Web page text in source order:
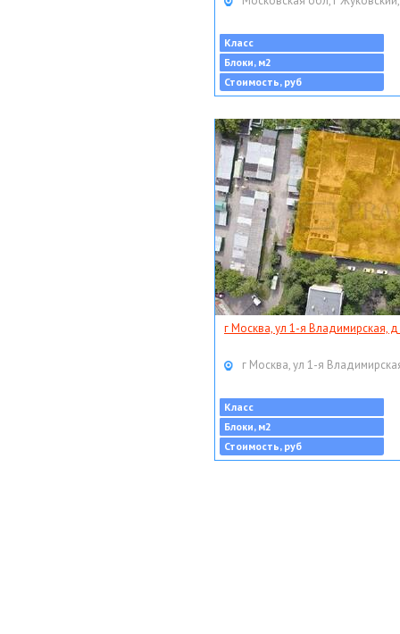
Класс
Блоки, м2
Стоимость, руб
г Москва, ул 1-я Владимирская, д
г Москва, ул 1-я
Класс
Блоки, м2
Стоимость, руб